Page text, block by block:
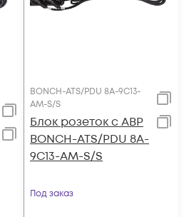
BONCH-ATS/PDU 8A-9C13-
AM-S/S
Блок розеток с АВР
BONCH-ATS/PDU 8A-
9C13-AM-S/S
Под заказ